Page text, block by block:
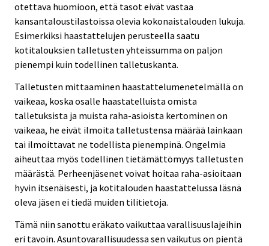
otettava huomioon, että tasot eivät vastaa
kansantaloustilastoissa olevia kokonaistalouden lukuja.
Esimerkiksi haastattelujen perusteella saatu
kotitalouksien talletusten yhteissumma on paljon
pienempi kuin todellinen talletuskanta.
Talletusten mittaaminen haastattelumenetelmällä on
vaikeaa, koska osalle haastatelluista omista
talletuksista ja muista raha-asioista kertominen on
vaikeaa, he eivät ilmoita talletustensa määrää lainkaan
tai ilmoittavat ne todellista pienempinä. Ongelmia
aiheuttaa myös todellinen tietämättömyys talletusten
määrästä. Perheenjäsenet voivat hoitaa raha-asioitaan
hyvin itsenäisesti, ja kotitalouden haastattelussa läsnä
oleva jäsen ei tiedä muiden tilitietoja.
Tämä niin sanottu eräkato vaikuttaa varallisuuslajeihin
eri tavoin. Asuntovarallisuudessa sen vaikutus on pientä